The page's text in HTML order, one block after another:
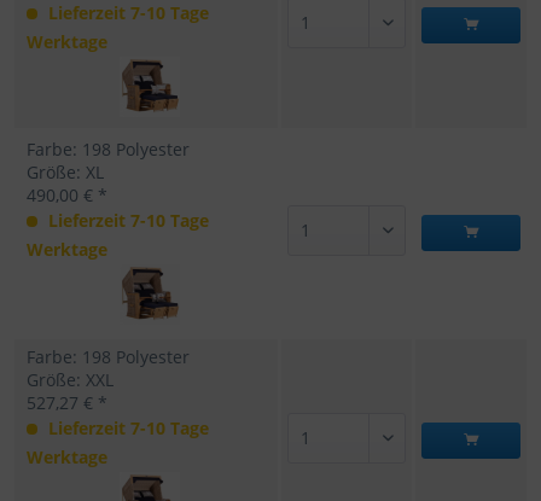
Lieferzeit 7-10 Tage
Werktage
Farbe: 198 Polyester
Größe: XL
490,00 € *
Lieferzeit 7-10 Tage
Werktage
Farbe: 198 Polyester
Größe: XXL
527,27 € *
Lieferzeit 7-10 Tage
Werktage